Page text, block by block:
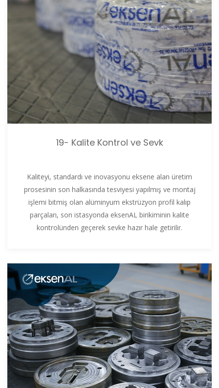
19- Kalite Kontrol ve Sevk
Kaliteyi, standardı ve inovasyonu eksene alan üretim
prosesinin son halkasında tesviyesi yapılmış ve montaj
işlemi bitmiş olan alüminyum ekstrüzyon profil kalıp
parçaları, son istasyonda eksenAL birikiminin kalite
kontrolünden geçerek sevke hazır hale getirilir.